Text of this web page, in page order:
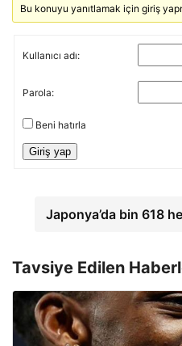
Bu konuyu yanıtlamak için giriş
Kullanıcı adı:
Parola:
Beni hatırla
Giriş yap
Japonya’da bin 618
Tavsiye Edilen